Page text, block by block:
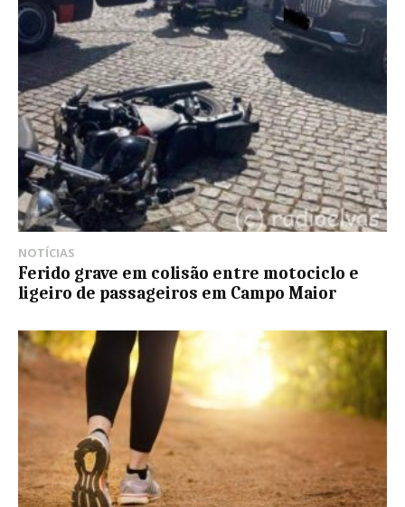
NOTÍCIAS
Ferido grave em colisão entre motociclo e
ligeiro de passageiros em Campo Maior